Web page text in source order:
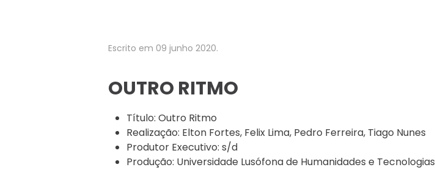
Escrito em 09 junho 2020.
OUTRO RITMO
Título: Outro Ritmo
Realização: Elton Fortes, Felix Lima, Pedro Ferreira, Tiago Nunes
Produtor Executivo: s/d
Produção: Universidade Lusófona de Humanidades e Tecnologias